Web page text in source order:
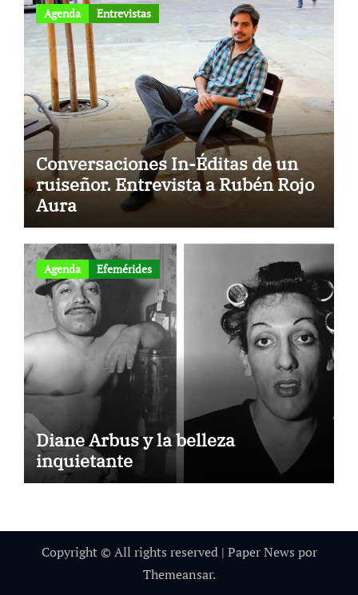
Agenda Entrevistas
Conversaciones In-Éditas de un
ruiseñor. Entrevista a Rubén Rojo
Aura
Agenda Efemérides
Diane Arbus y la belleza
inquietante
Copyright © All rights reserved | Paper News por
Themeansar.